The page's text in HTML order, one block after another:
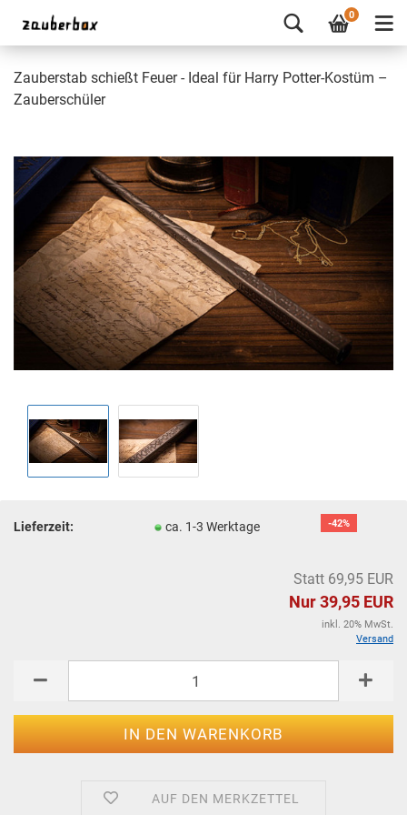
0
Zauberstab schießt Feuer - Ideal für Harry Potter-Kostüm –
Zauberschüler
-42%
Lieferzeit: ca. 1-3 Werktage
Statt 69,95 EUR
Nur 39,95 EUR
inkl. 20% MwSt.
Versand
AUF DEN MERKZETTEL